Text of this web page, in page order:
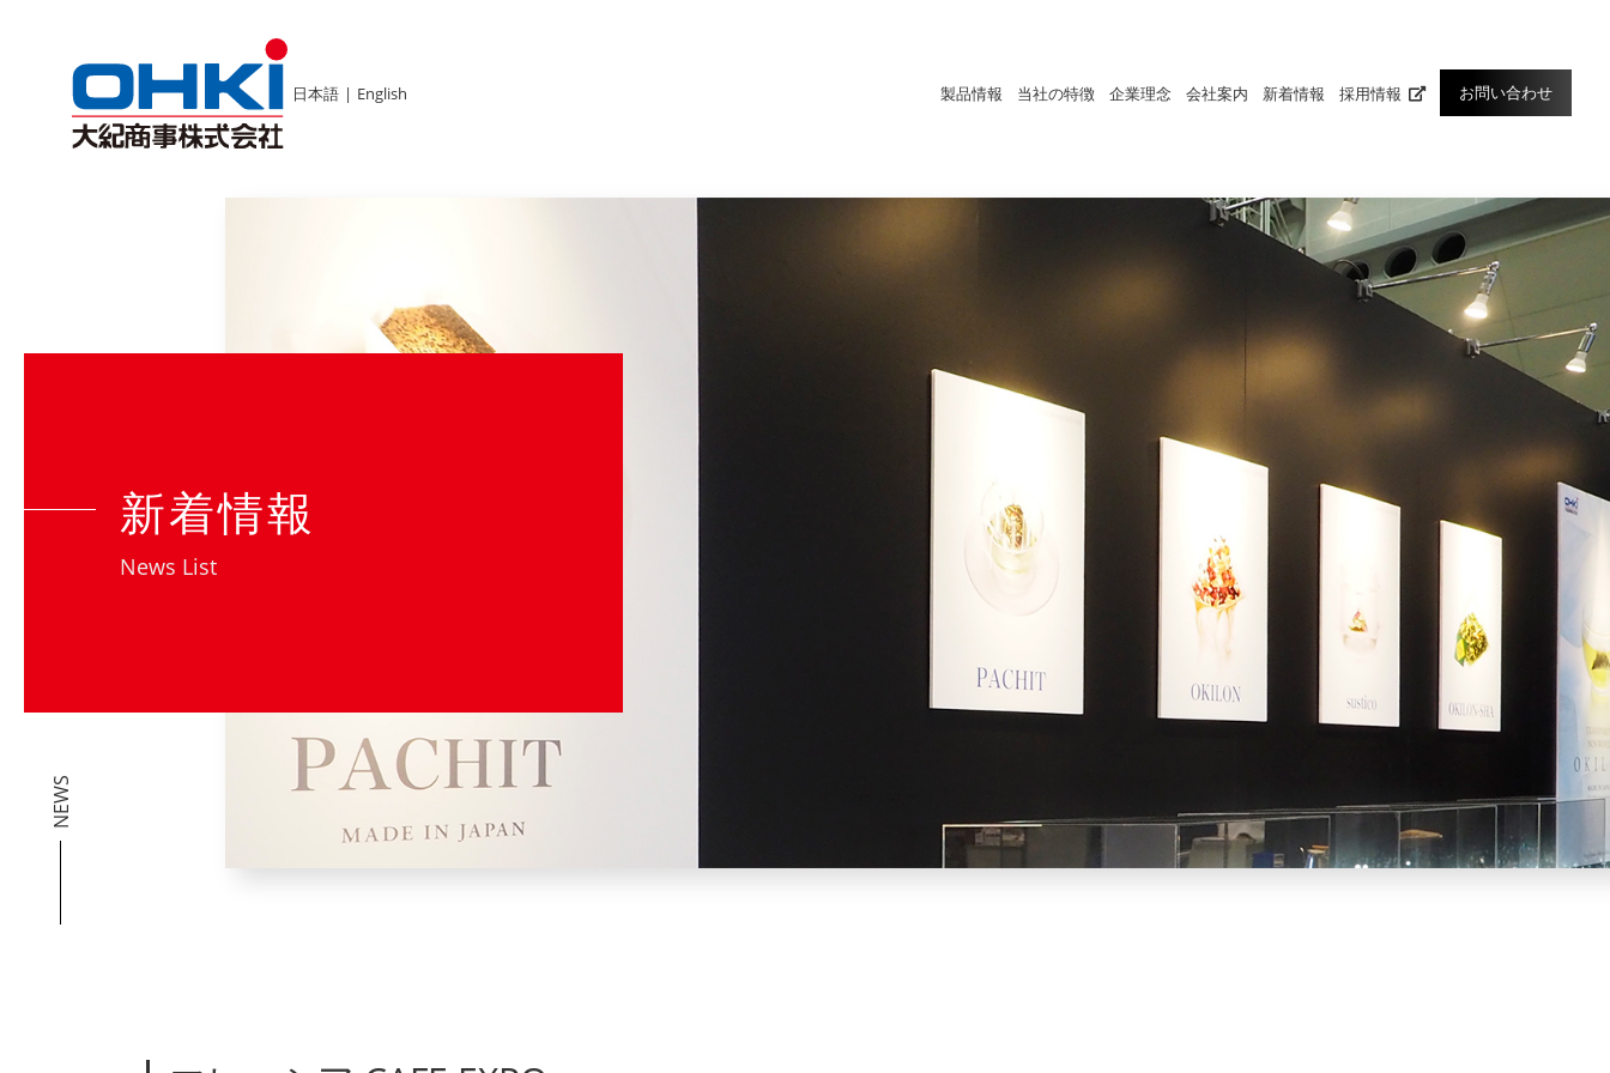
日本語 | English 製品情報 当社の特徴 企業理念 会社案内 新着情報 採用情報 お問い合わせ
新着情報
News List
NEWS